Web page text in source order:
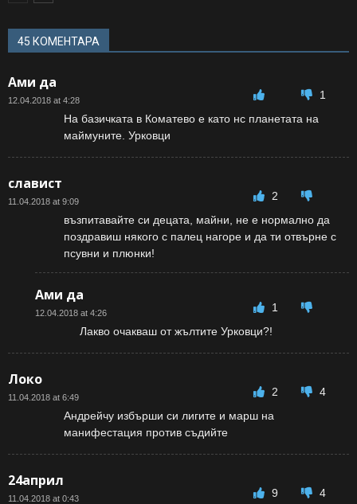
45 КОМЕНТАРА
Ами да
12.04.2018 at 4:28
1
На базичката в Коматево е като нс планетата на
маймуните. Урковци
славист
11.04.2018 at 9:09
2
възпитавайте си децата, майни, не е нормално да
поздравиш някого с палец нагоре и да ти отвърне с
псувни и плюнки!
Ами да
12.04.2018 at 4:26
1
Лакво очакваш от жълтите Урковци?!
Локо
11.04.2018 at 6:49 2
4
Андрейчу избърши си лигите и марш на
манифестация против съдийте
24април
11.04.2018 at 0:43 9
4